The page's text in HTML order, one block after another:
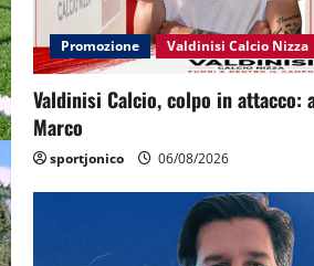
Promozione Valdinisi Calcio Nizza
Valdinisi Calcio, colpo in attacco:
Marco
sportjonico 06/08/2026